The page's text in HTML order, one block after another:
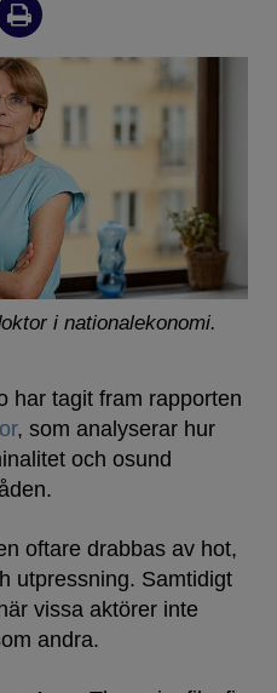
i nationalekonomi.
har tagit fram rapporten
, som analyserar hur
och osund
oftare drabbas av hot,
utpressning. Samtidigt
vissa aktörer inte
andra.